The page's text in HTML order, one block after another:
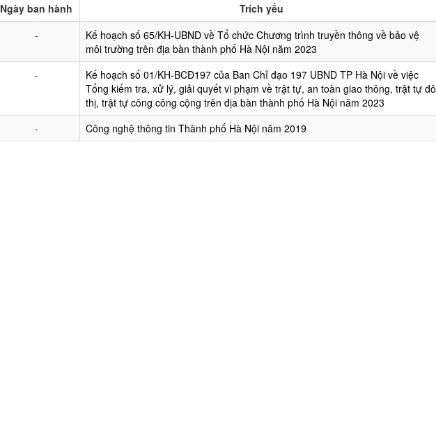
Ngày ban hành
Trích yếu
-
Kế hoạch số 65/KH-UBND về Tổ chức Chương trình truyền thông về bảo vệ
môi trường trên địa bàn thành phố Hà Nội năm 2023
-
Kế hoạch số 01/KH-BCĐ197 của Ban Chỉ đạo 197 UBND TP Hà Nội về việc
Tổng kiếm tra, xử lý, giải quyết vi phạm về trật tự, an toàn giao thông, trật tự đô
thị, trật tự công công cộng trên địa bàn thành phố Hà Nội năm 2023
- Công nghệ thông tin Thành phố Hà Nội năm 2019